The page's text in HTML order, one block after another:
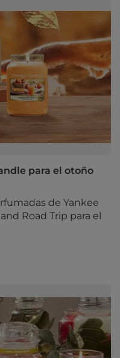
para el otoño
de Yankee
Road Trip para el